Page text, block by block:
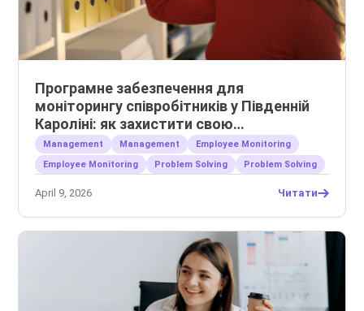
Програмне забезпечення для
моніторингу співробітників у Південній
Кароліні: як захистити свою
інтелектуальну власність
Management Management
Employee Monitoring
Employee Monitoring
Problem Solving Problem Solving
April 9, 2026 Читати